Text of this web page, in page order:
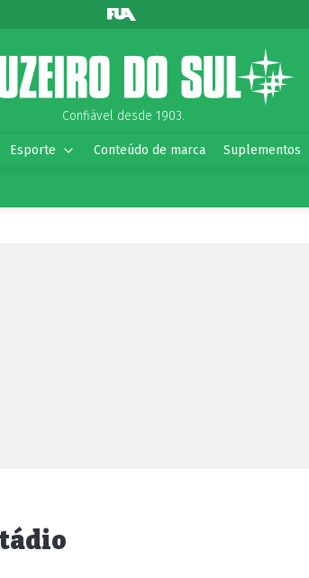
Confiável desde 1903.
Esporte Conteúdo de marca Suplementos